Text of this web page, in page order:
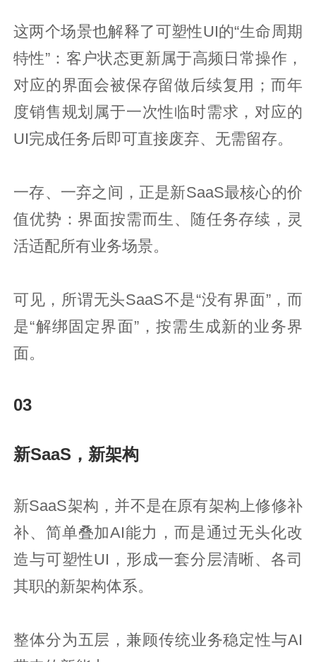
这两个场景也解释了可塑性UI的“生命周期
特性”：客户状态更新属于高频日常操作，
对应的界面会被保存留做后续复用；而年
度销售规划属于一次性临时需求，对应的
UI完成任务后即可直接废弃、无需留存。
一存、一弃之间，正是新SaaS最核心的价
值优势：界面按需而生、随任务存续，灵
活适配所有业务场景。
可见，所谓无头SaaS不是“没有界面”，而
是“解绑固定界面”，按需生成新的业务界
面。
03
新SaaS，新架构
新SaaS架构，并不是在原有架构上修修补
补、简单叠加AI能力，而是通过无头化改
造与可塑性UI，形成一套分层清晰、各司
其职的新架构体系。
整体分为五层，兼顾传统业务稳定性与AI